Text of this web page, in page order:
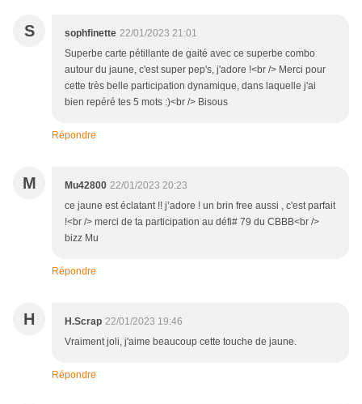
S sophfinette 22/01/2023 21:01
Superbe carte pétillante de gaité avec ce superbe combo
autour du jaune, c'est super pep's, j'adore !<br /> Merci pour
cette très belle participation dynamique, dans laquelle j'ai
bien repéré tes 5 mots :)<br /> Bisous
Répondre
M Mu42800 22/01/2023 20:23
ce jaune est éclatant !! j’adore ! un brin free aussi , c'est parfait
!<br /> merci de ta participation au défi# 79 du CBBB<br />
bizz Mu
Répondre
H H.Scrap 22/01/2023 19:46
Vraiment joli, j'aime beaucoup cette touche de jaune.
Répondre